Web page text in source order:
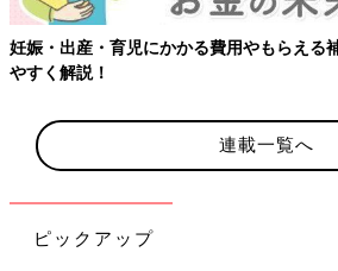
妊娠・出産・育児にかかる費用やもらえる
やすく解説！
連載一覧へ
ピックアップ